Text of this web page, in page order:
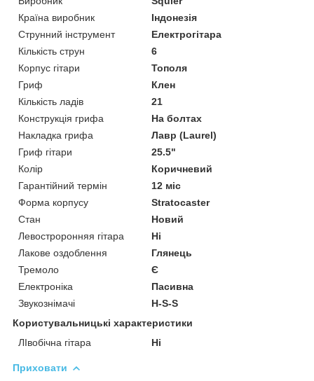
Країна виробник
Індонезія
Струнний інструмент
Електрогітара
Кількість струн
6
Корпус гітари
Тополя
Гриф
Клен
Кількість ладів
21
Конструкція грифа
На болтах
Накладка грифа
Лавр (Laurel)
Гриф гітари
25.5"
Колір
Коричневий
Гарантійний термін
12 міс
Форма корпусу
Stratocaster
Стан
Новий
Левостроронняя гітара
Ні
Лакове оздоблення
Глянець
Тремоло
Є
Електроніка
Пасивна
Звукознімачі
H-S-S
Користувальницькі характеристики
ЛІвобічна гітара
Ні
Приховати